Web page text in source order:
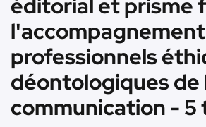
éditorial et prisme
professionnels
déontologiques de
communication - 5